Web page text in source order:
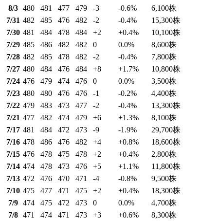
8/3 480 481 477 479 -3 -0.6% 6,100株
7/31 482 485 476 482 -2 -0.4% 15,300株
7/30 481 484 478 484 +2 +0.4% 10,100株
7/29 485 486 482 482 0 0.0% 8,600株
7/28 482 485 478 482 -2 -0.4% 7,800株
7/27 480 484 476 484 +8 +1.7% 10,800株
7/24 476 479 474 476 0 0.0% 3,500株
7/23 480 480 476 476 -1 -0.2% 4,400株
7/22 479 483 473 477 -2 -0.4% 13,300株
7/21 477 482 474 479 +6 +1.3% 8,100株
7/17 481 484 472 473 -9 -1.9% 29,700株
7/16 478 486 476 482 +4 +0.8% 18,600株
7/15 476 478 475 478 +2 +0.4% 2,800株
7/14 474 478 473 476 +5 +1.1% 11,800株
7/13 472 476 470 471 -4 -0.8% 9,500株
7/10 475 477 471 475 +2 +0.4% 18,300株
7/9 474 475 472 473 0 0.0% 4,700株
7/8 471 474 471 473 +3 +0.6% 8,300株